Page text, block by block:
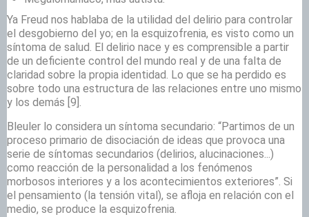
Ya Freud nos hablaba de la utilidad del delirio para controlar
el desgobierno del yo; en la esquizofrenia, es visto como un
síntoma de salud. El delirio nace y es comprensible a partir
de un deficiente control del mundo real y de una falta de
claridad sobre la propia identidad. Lo que se ha perdido es
sobre todo una estructura de las relaciones entre uno mismo
y los demás [9].
Bleuler lo considera un síntoma secundario: “Partimos de un
proceso primario de disociación de ideas que provoca una
serie de síntomas secundarios (delirios, alucinaciones...)
como reacción de la personalidad a los fenómenos
morbosos interiores y a los acontecimientos exteriores”. Si
el pensamiento (la tensión vital), se afloja en relación con el
medio, se produce la esquizofrenia.